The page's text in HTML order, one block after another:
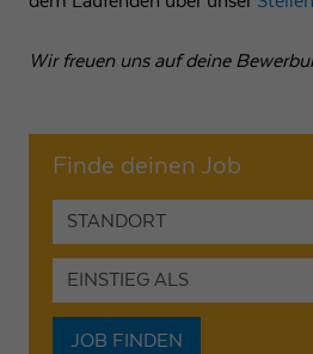
Wir freuen uns auf deine
Finde deinen Job
STANDORT
EINSTIEG ALS
JOB FINDEN
Zweck
Name
Anbieter Google LLC
Laufzeit 1 Tag